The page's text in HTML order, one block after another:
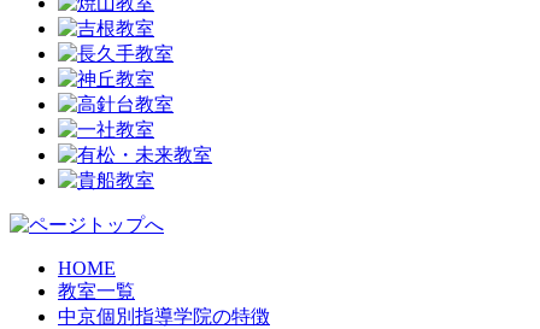
HOME
教室一覧
中京個別指導学院の特徴